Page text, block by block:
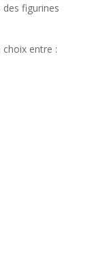
figurines
entre :